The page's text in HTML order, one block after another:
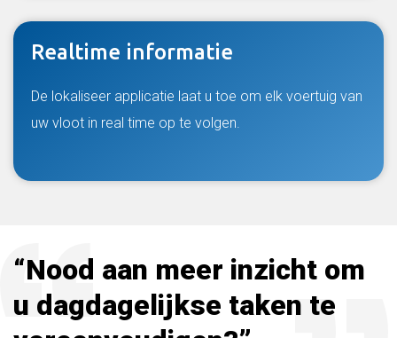
Realtime informatie
De lokaliseer applicatie laat u toe om elk voertuig van
uw vloot in real time op te volgen.
“Nood aan meer inzicht om
u dagdagelijkse taken te